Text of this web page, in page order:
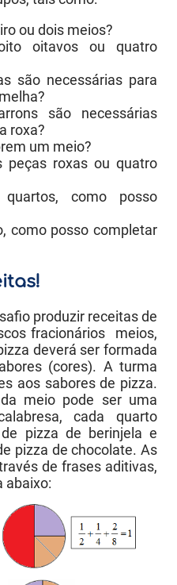
ou dois meios?
oitavos ou quatro
são necessárias para
são necessárias
roxa?
um meio?
peças roxas ou quatro
como posso
como posso completar
produzir receitas de
fracionários meios,
deverá ser formada
(cores). A turma
aos sabores de pizza.
meio pode ser uma
cada quarto
pizza de berinjela e
pizza de chocolate. As
de frases aditivas,
abaixo: